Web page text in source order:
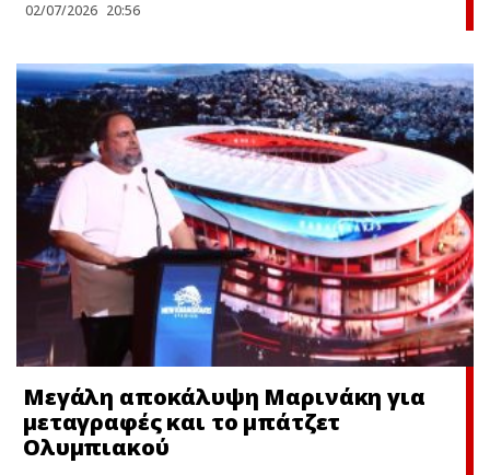
02/07/2026 20:56
Μεγάλη αποκάλυψη Μαρινάκη για
μεταγραφές και το μπάτζετ
Ολυμπιακού